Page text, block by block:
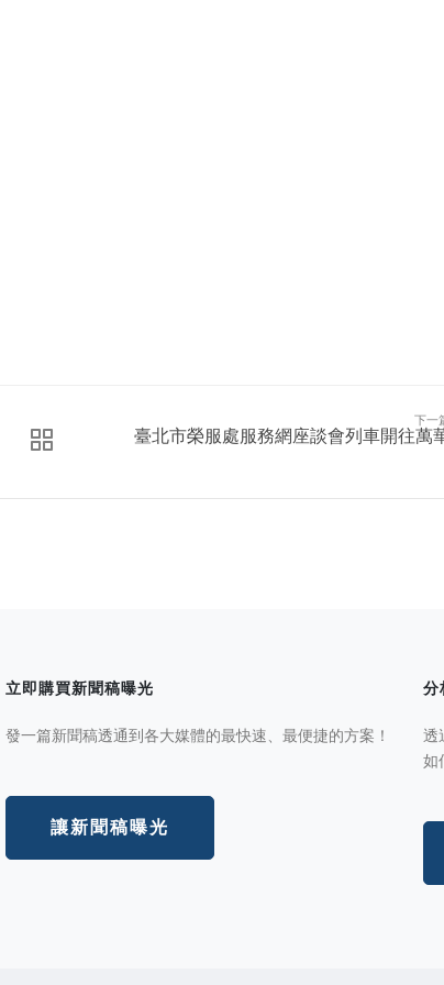
下一
臺北市榮服處服務網座談會列車開往萬
立即購買新聞稿曝光
發一篇新聞稿透通到各大媒體的最快速、最便捷的方案！
讓新聞稿曝光
分
透
如